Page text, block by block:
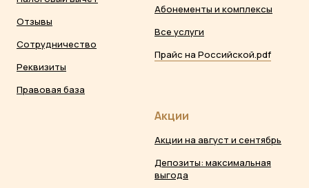
Отзывы
Сотрудничество
Реквизиты
Правовая база
Абонементы и комплексы
Все услуги
Прайс на Российской.pdf
Акции
Акции на август и сентябрь
Депозиты: максимальная
выгода